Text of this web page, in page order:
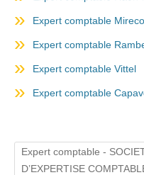
Expert comptable
Expert comptable
Expert comptable Vittel
Expert comptable
Expert comptable -
D’EXPERTISE